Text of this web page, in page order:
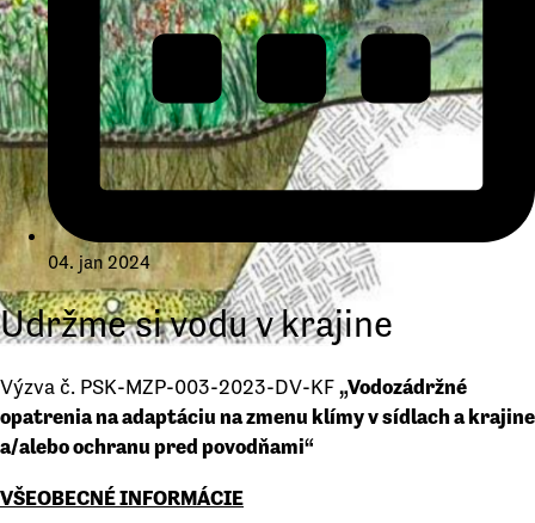
04. jan 2024
Udržme si vodu v krajine
Výzva č. PSK-MZP-003-2023-DV-KF „Vodozádržné
opatrenia na adaptáciu na zmenu klímy v sídlach a krajine
a/alebo ochranu pred povodňami“
VŠEOBECNÉ INFORMÁCIE